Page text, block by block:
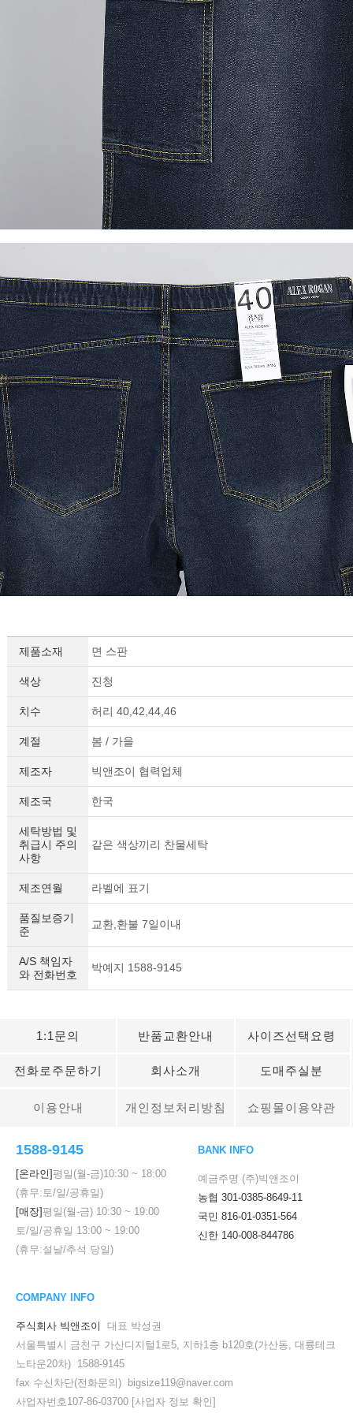
제품소재 면 스판
색상 진청
치수 허리 40,42,44,46
계절 봄 / 가을
제조자 빅앤조이 협력업체
제조국 한국
세탁방법 및
취급시 주의
사항
같은 색상끼리 찬물세탁
제조연월 라벨에 표기
품질보증기
준
교환,환불 7일이내
A/S 책임자
와 전화번호
박예지 1588-9145
1:1문의 반품교환안내 사이즈선택요령
전화로주문하기 회사소개 도매주실분
이용안내 개인정보처리방침 쇼핑몰이용약관
1588-9145
[온라인]평일(월-금)10:30 ~ 18:00
(휴무:토/일/공휴일)
[매장]평일(월-금) 10:30 ~ 19:00
토/일/공휴일 13:00 ~ 19:00
(휴무:설날/추석 당일)
BANK INFO
예금주명 (주)빅앤조이
농협 301-0385-8649-11
국민 816-01-0351-564
신한 140-008-844786
COMPANY INFO
주식회사 빅앤조이
대표 박성권
서울특별시 금천구 가산디지털1로5, 지하1층 b120호(가산동, 대륭테크
노타운20차) 1588-9145
fax 수신차단(전화문의) bigsize119@naver.com
사업자번호107-86-03700 [사업자 정보 확인]